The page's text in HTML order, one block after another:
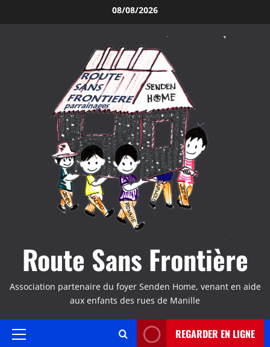
au
08/08/2026
Route Sans Frontière
Association partenaire du foyer Senden Home, venant en aide
aux enfants des rues de Manille
Menu
REGARDER EN LIGNE